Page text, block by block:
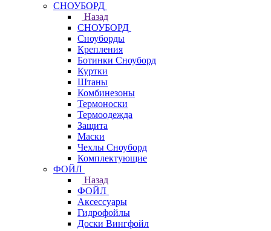
СНОУБОРД
Назад
СНОУБОРД
Сноуборды
Крепления
Ботинки Сноуборд
Куртки
Штаны
Комбинезоны
Термоноски
Термоодежда
Защита
Маски
Чехлы Сноуборд
Комплектующие
ФОЙЛ
Назад
ФОЙЛ
Аксессуары
Гидрофойлы
Доски Вингфойл